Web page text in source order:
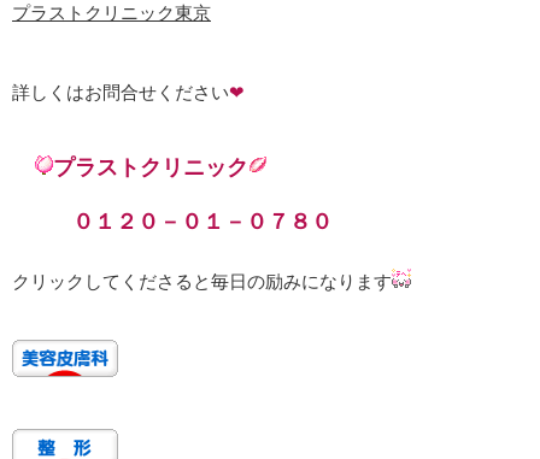
プラストクリニック東京
詳しくはお問合せください❤
プラストクリニック
０１２０－０１－０７８０
クリックしてくださると毎日の励みになります